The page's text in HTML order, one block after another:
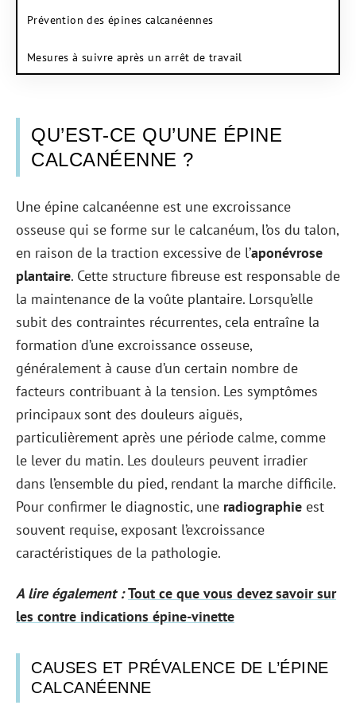
Prévention des épines calcanéennes
Mesures à suivre après un arrêt de travail
QU’EST-CE QU’UNE ÉPINE
CALCANÉENNE ?
Une épine calcanéenne est une excroissance
osseuse qui se forme sur le calcanéum, l’os du talon,
en raison de la traction excessive de l’aponévrose
plantaire. Cette structure fibreuse est responsable de
la maintenance de la voûte plantaire. Lorsqu’elle
subit des contraintes récurrentes, cela entraîne la
formation d’une excroissance osseuse,
généralement à cause d’un certain nombre de
facteurs contribuant à la tension. Les symptômes
principaux sont des douleurs aiguës,
particulièrement après une période calme, comme
le lever du matin. Les douleurs peuvent irradier
dans l’ensemble du pied, rendant la marche difficile.
Pour confirmer le diagnostic, une radiographie est
souvent requise, exposant l’excroissance
caractéristiques de la pathologie.
A lire également : Tout ce que vous devez savoir sur
les contre indications épine-vinette
CAUSES ET PRÉVALENCE DE L’ÉPINE
CALCANÉENNE